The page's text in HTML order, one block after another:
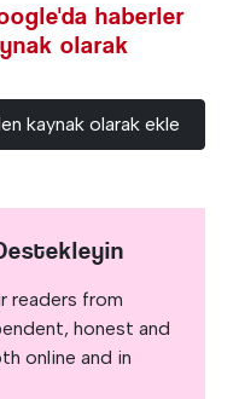
haberler
olarak
kaynak olarak ekle
readers from
honest and
online and in